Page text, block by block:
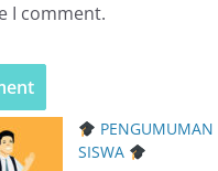
I comment.
PENGUMUMAN
SISWA